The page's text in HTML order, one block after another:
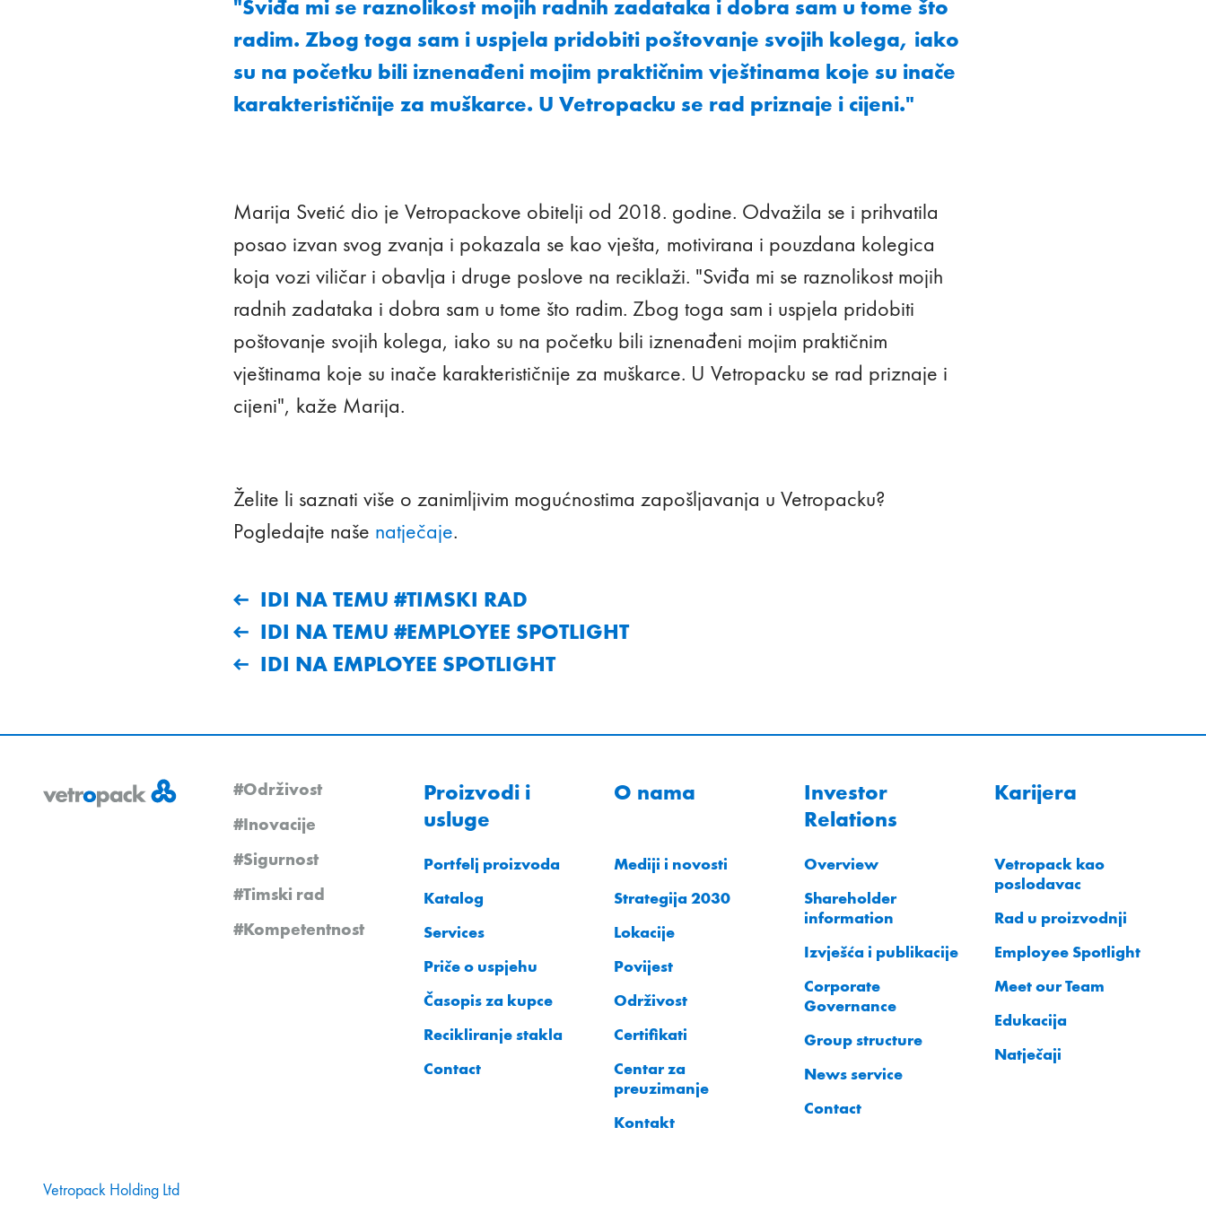
"Sviđa mi se raznolikost mojih radnih zadataka i dobra sam u tome što
radim. Zbog toga sam i uspjela pridobiti poštovanje svojih kolega, iako
su na početku bili iznenađeni mojim praktičnim vještinama koje su inače
karakterističnije za muškarce. U Vetropacku se rad priznaje i cijeni."
Marija Svetić dio je Vetropackove obitelji od 2018. godine. Odvažila se i prihvatila
posao izvan svog zvanja i pokazala se kao vješta, motivirana i pouzdana kolegica
koja vozi viličar i obavlja i druge poslove na reciklaži. "Sviđa mi se raznolikost mojih
radnih zadataka i dobra sam u tome što radim. Zbog toga sam i uspjela pridobiti
poštovanje svojih kolega, iako su na početku bili iznenađeni mojim praktičnim
vještinama koje su inače karakterističnije za muškarce. U Vetropacku se rad priznaje i
cijeni", kaže Marija.
Želite li saznati više o zanimljivim mogućnostima zapošljavanja u Vetropacku?
Pogledajte naše natječaje.
IDI NA TEMU #TIMSKI RAD
IDI NA TEMU #EMPLOYEE SPOTLIGHT
IDI NA EMPLOYEE SPOTLIGHT
#Održivost
#Inovacije
#Sigurnost
#Timski rad
#Kompetentnost
Proizvodi i
usluge
Portfelj proizvoda
Katalog
Services
Priče o uspjehu
Časopis za kupce
Recikliranje stakla
Contact
O nama
Mediji i novosti
Strategija 2030
Lokacije
Povijest
Održivost
Certifikati
Centar za
preuzimanje
Kontakt
Investor
Relations
Overview
Shareholder
information
Izvješća i publikacije
Corporate
Governance
Group structure
News service
Contact
Karijera
Vetropack kao
poslodavac
Rad u proizvodnji
Employee Spotlight
Meet our Team
Edukacija
Natječaji
Vetropack Holding Ltd